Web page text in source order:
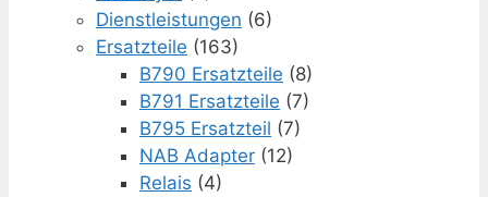
Dienstleistungen (6)
Ersatzteile (163)
B790 Ersatzteile (8)
B791 Ersatzteile (7)
B795 Ersatzteil (7)
NAB Adapter (12)
Relais (4)